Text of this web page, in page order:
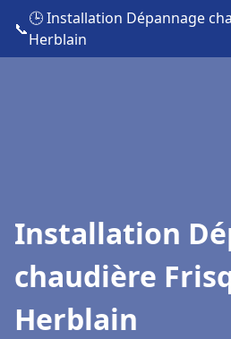
📞
🕒 Installation Dépannage
Herblain
Installation
chaudière
Herblain